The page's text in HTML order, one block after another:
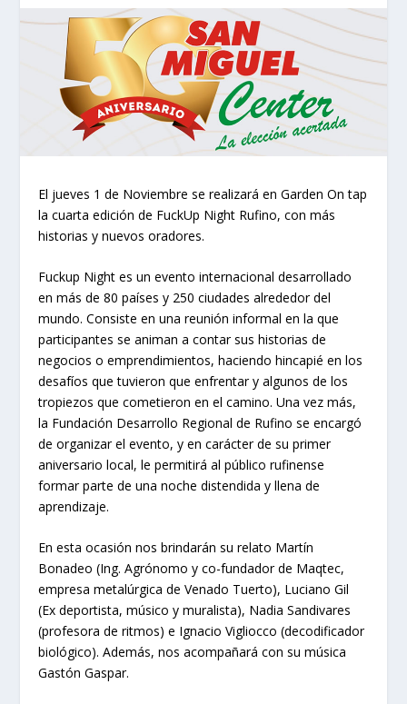
El jueves 1 de Noviembre se realizará en Garden On tap
la cuarta edición de FuckUp Night Rufino, con más
historias y nuevos oradores.
Fuckup Night es un evento internacional desarrollado
en más de 80 países y 250 ciudades alrededor del
mundo. Consiste en una reunión informal en la que
participantes se animan a contar sus historias de
negocios o emprendimientos, haciendo hincapié en los
desafíos que tuvieron que enfrentar y algunos de los
tropiezos que cometieron en el camino. Una vez más,
la Fundación Desarrollo Regional de Rufino se encargó
de organizar el evento, y en carácter de su primer
aniversario local, le permitirá al público rufinense
formar parte de una noche distendida y llena de
aprendizaje.
En esta ocasión nos brindarán su relato Martín
Bonadeo (Ing. Agrónomo y co-fundador de Maqtec,
empresa metalúrgica de Venado Tuerto), Luciano Gil
(Ex deportista, músico y muralista), Nadia Sandivares
(profesora de ritmos) e Ignacio Vigliocco (decodificador
biológico). Además, nos acompañará con su música
Gastón Gaspar.